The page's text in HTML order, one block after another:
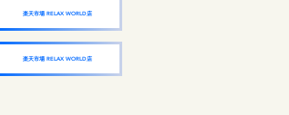
楽天市場 RELAX WORLD店
楽天市場 RELAX WORLD店